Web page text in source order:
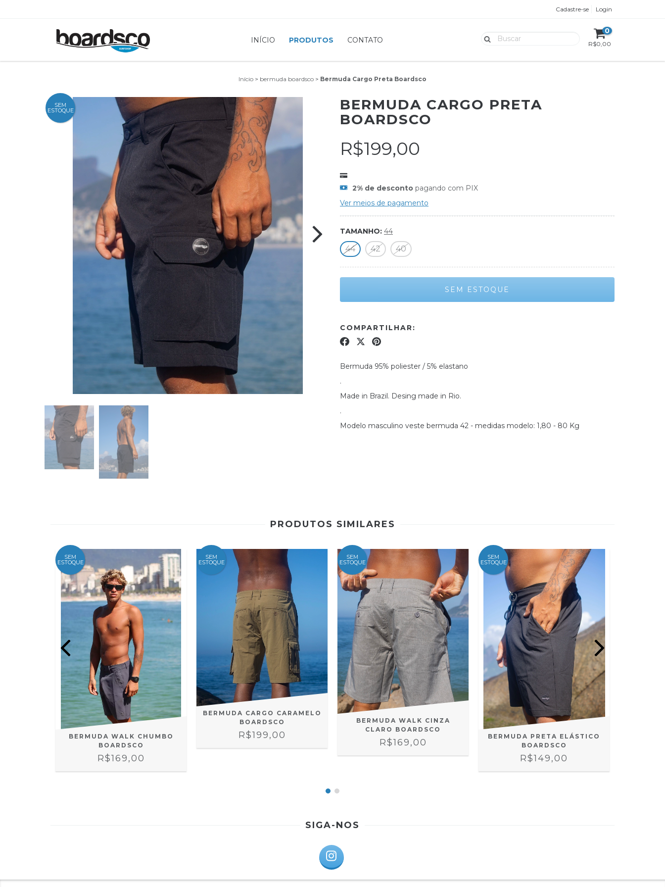
Cadastre-se Login
INÍCIO PRODUTOS CONTATO
0
R$0,00
Início > bermuda boardsco > Bermuda Cargo Preta Boardsco
SEM
ESTOQUE
BERMUDA CARGO PRETA
BOARDSCO
R$199,00
2% de desconto pagando com PIX
Ver meios de pagamento
TAMANHO: 44
44 42 40
COMPARTILHAR:
Bermuda 95% poliester / 5% elastano
.
Made in Brazil. Desing made in Rio.
.
Modelo masculino veste bermuda 42 - medidas modelo: 1,80 - 80 Kg
PRODUTOS SIMILARES
SEM
ESTOQUE
BERMUDA WALK CHUMBO
BOARDSCO
R$169,00
SEM
ESTOQUE
BERMUDA CARGO CARAMELO
BOARDSCO
R$199,00
SEM
ESTOQUE
BERMUDA WALK CINZA
CLARO BOARDSCO
R$169,00
SEM
ESTOQUE
BERMUDA PRETA ELÁSTICO
BOARDSCO
R$149,00
SIGA-NOS